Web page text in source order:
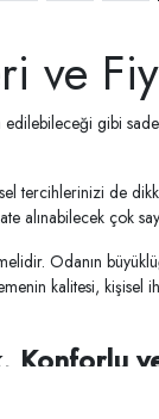
ve
gibi
tercihlerinizi de
alınabilecek çok
Odanın
kalitesi,